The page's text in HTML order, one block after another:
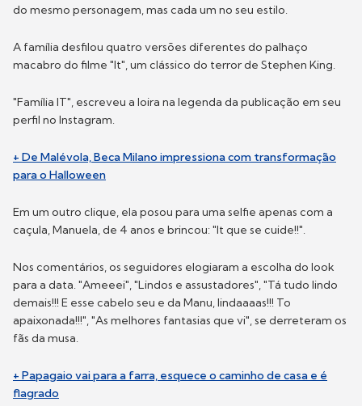
do mesmo personagem, mas cada um no seu estilo.
A família desfilou quatro versões diferentes do palhaço
macabro do filme "It", um clássico do terror de Stephen King.
"Família IT", escreveu a loira na legenda da publicação em seu
perfil no Instagram.
+ De Malévola, Beca Milano impressiona com transformação
para o Halloween
Em um outro clique, ela posou para uma selfie apenas com a
caçula, Manuela, de 4 anos e brincou: "It que se cuide!!".
Nos comentários, os seguidores elogiaram a escolha do look
para a data. "Ameeei", "Lindos e assustadores", "Tá tudo lindo
demais!!! E esse cabelo seu e da Manu, lindaaaas!!! To
apaixonada!!!", "As melhores fantasias que vi", se derreteram os
fãs da musa.
+ Papagaio vai para a farra, esquece o caminho de casa e é
flagrado